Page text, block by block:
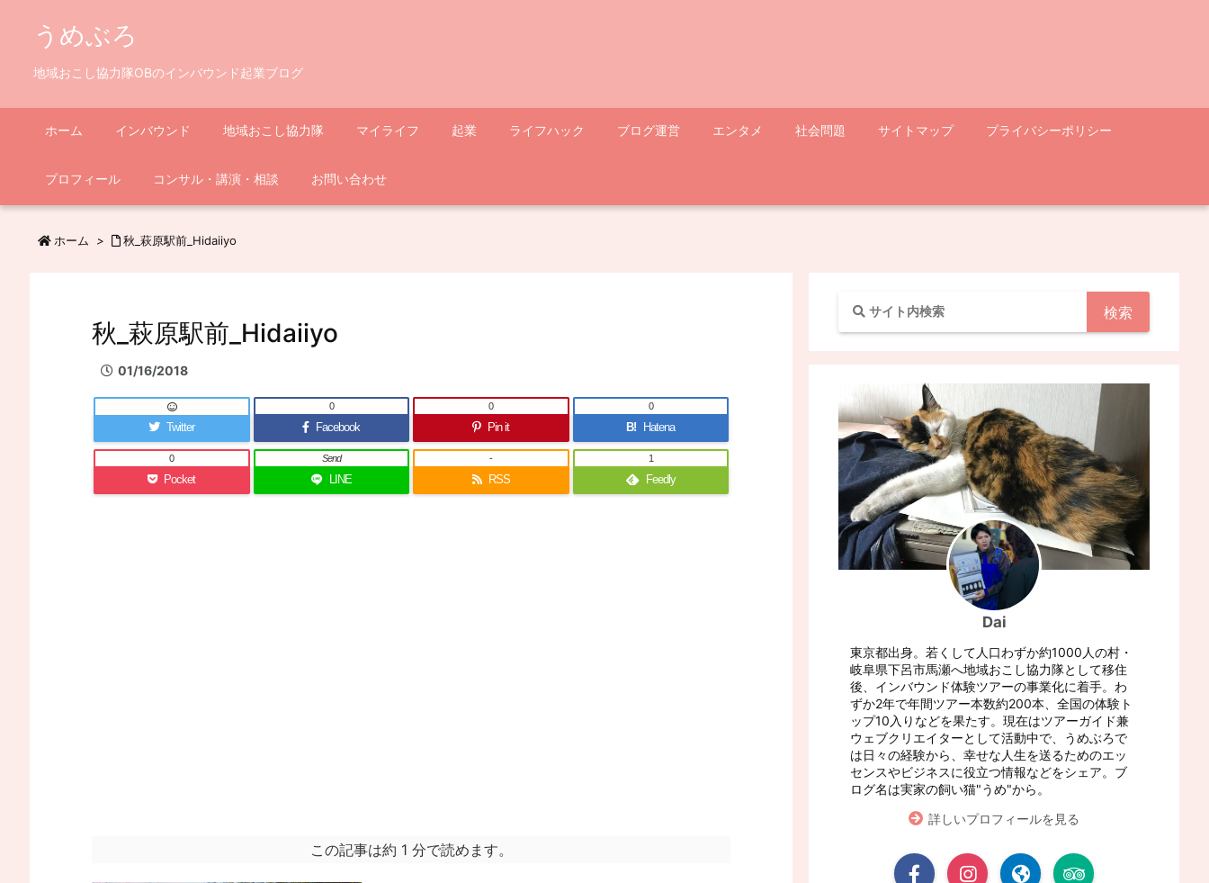
うめぶろ
地域おこし協力隊OBのインバウンド起業ブログ
ホーム インバウンド 地域おこし協力隊 マイライフ 起業 ライフハック ブログ運営 エンタメ 社会問題 サイトマップ プライバシーポリシー
プロフィール コンサル・講演・相談 お問い合わせ
ホーム > 秋_萩原駅前_Hidaiiyo
秋_萩原駅前_Hidaiiyo
01/16/2018
Twitter Facebook
0
Pin it
0
B! Hatena
0
Pocket
0
LINE
Send
RSS
-
Feedly
1
この記事は約 1 分で読めます。
Dai
東京都出身。若くして人口わずか約1000人の村・
岐阜県下呂市馬瀬へ地域おこし協力隊として移住
後、インバウンド体験ツアーの事業化に着手。わ
ずか2年で年間ツアー本数約200本、全国の体験ト
ップ10入りなどを果たす。現在はツアーガイド兼
ウェブクリエイターとして活動中で、うめぶろで
は日々の経験から、幸せな人生を送るためのエッ
センスやビジネスに役立つ情報などをシェア。ブ
ログ名は実家の飼い猫"うめ"から。
詳しいプロフィールを見る